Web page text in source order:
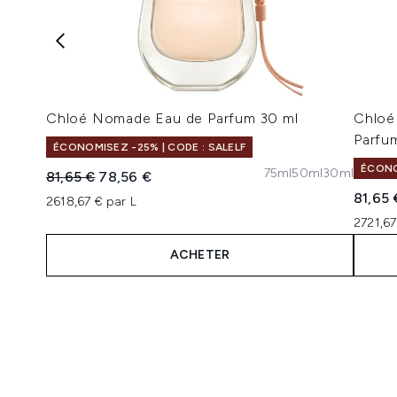
Chloé Nomade Eau de Parfum 30 ml
ÉCONOMISEZ -25% | CODE : SALELF
Prix de vente :
81,65 € Prix ​​actuel :
78,56 €
2618,67 € par L
75ml50ml30ml
ACHETER
81,65